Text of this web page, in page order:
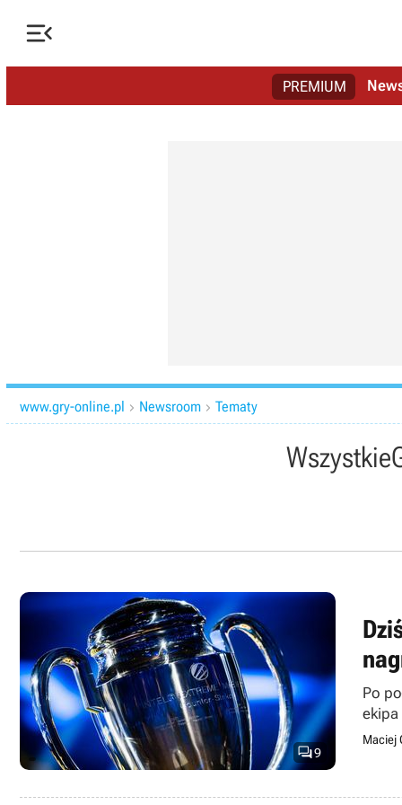

PREMIUM
www.gry-online.pl  Newsroom  Tematy
Wszystkie
9
Po
ekipa
Maciej